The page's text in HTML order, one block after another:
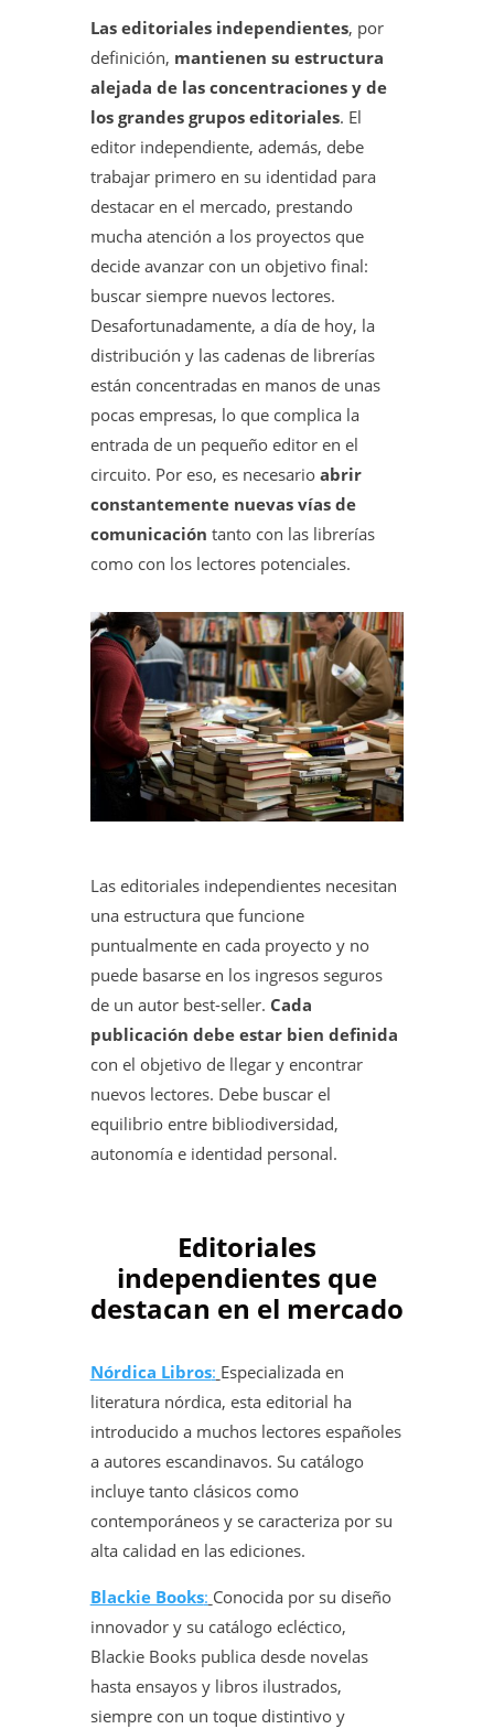
Las editoriales independientes, por
definición, mantienen su estructura
alejada de las concentraciones y de
los grandes grupos editoriales. El
editor independiente, además, debe
trabajar primero en su identidad para
destacar en el mercado, prestando
mucha atención a los proyectos que
decide avanzar con un objetivo final:
buscar siempre nuevos lectores.
Desafortunadamente, a día de hoy, la
distribución y las cadenas de librerías
están concentradas en manos de unas
pocas empresas, lo que complica la
entrada de un pequeño editor en el
circuito. Por eso, es necesario abrir
constantemente nuevas vías de
comunicación tanto con las librerías
como con los lectores potenciales.
Las editoriales independientes necesitan
una estructura que funcione
puntualmente en cada proyecto y no
puede basarse en los ingresos seguros
de un autor best-seller. Cada
publicación debe estar bien definida
con el objetivo de llegar y encontrar
nuevos lectores. Debe buscar el
equilibrio entre bibliodiversidad,
autonomía e identidad personal.
Editoriales
independientes que
destacan en el mercado
Nórdica Libros: Especializada en
literatura nórdica, esta editorial ha
introducido a muchos lectores españoles
a autores escandinavos. Su catálogo
incluye tanto clásicos como
contemporáneos y se caracteriza por su
alta calidad en las ediciones.
Blackie Books: Conocida por su diseño
innovador y su catálogo ecléctico,
Blackie Books publica desde novelas
hasta ensayos y libros ilustrados,
siempre con un toque distintivo y